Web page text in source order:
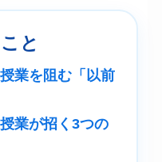
と
業を阻む「以前
業が招く3つの